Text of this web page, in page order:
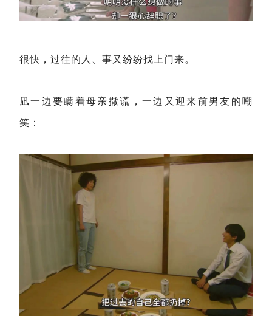
很快，过往的人、事又纷纷找上门来。
凪一边要瞒着母亲撒谎，一边又迎来前男友的嘲
笑：